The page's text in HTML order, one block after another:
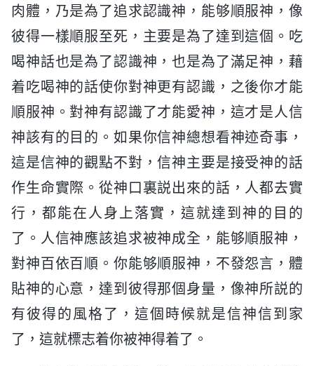
肉體，乃是為了追求認識神，能够順服神，像
彼得一樣順服至死，主要是為了達到這個。吃
喝神話也是為了認識神，也是為了滿足神，藉
着吃喝神的話使你對神更有認識，之後你才能
順服神。對神有認識了才能愛神，這才是人信
神該有的目的。如果你信神總想看神迹奇事，
這是信神的觀點不對，信神主要是接受神的話
作生命實際。從神口裏説出來的話，人都去實
行，都能在人身上落實，這就達到神的目的
了。人信神應該追求被神成全，能够順服神，
對神百依百順。你能够順服神，不發怨言，體
貼神的心意，達到彼得那個身量，像神所説的
有彼得的風格了，這個時候就是信神信到家
了，這就標志着你被神得着了。